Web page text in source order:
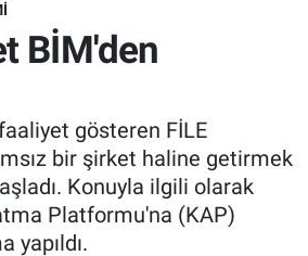
BİM'den
gösteren FİLE
bir şirket haline getirmek
Konuyla ilgili olarak
Platformu'na (KAP)
yapıldı.
Evreni
Durumu ve Fikstür